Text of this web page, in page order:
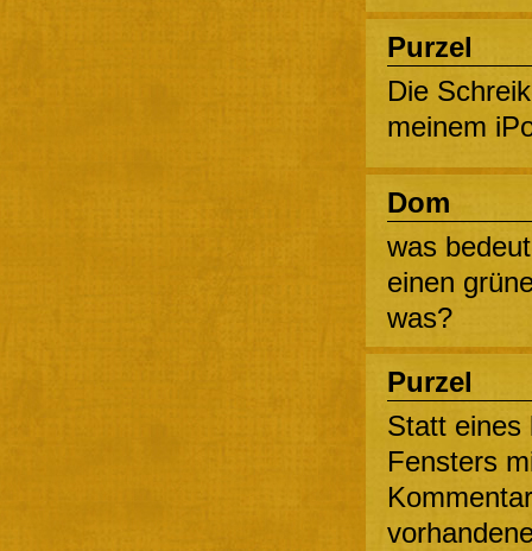
Purzel
Die
meinem
Dom
was
einen
was?
Purzel
Statt eines
Fensters